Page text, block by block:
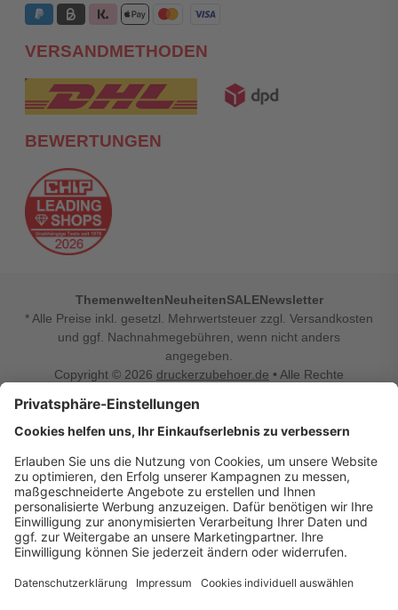
VERSANDMETHODEN
BEWERTUNGEN
ThemenweltenNeuheitenSALENewsletter
* Alle Preise inkl. gesetzl. Mehrwertsteuer zzgl. Versandkosten
und ggf. Nachnahmegebühren, wenn nicht anders
angegeben.
Copyright © 2026 druckerzubehoer.de • Alle Rechte
Vertrag widerrufen
Druckerzubehoer.de – preiswerte Qualität für Ihr Office
Sie sind auf der Suche nach dem passenden Druckerzubehör
oder Zubehör für das Büro, den Computer oder Ihr
Smartphone? Dann sind Sie bei Druckerzubehoer.de genau
richtig! Unser breites Sortiment bietet unter anderem Tinte
und Toner für alle gängigen Druckermodelle – großer sowie
kleiner Hersteller. Zugleich sind wir Ihr Online Fachhandel für
einrichten, die Werkstatt ausstatten oder den Alltag mit